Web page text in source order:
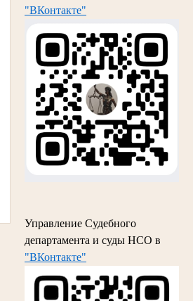
"ВКонтакте"
Управление Судебного
департамента и суды НСО в
"ВКонтакте"